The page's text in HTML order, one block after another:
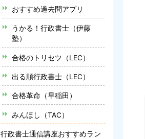
おすすめ過去問アプリ
うかる！行政書士（伊藤
塾）
合格のトリセツ（LEC）
出る順行政書士（LEC）
合格革命（早稲田）
みんほし（TAC）
行政書士通信講座おすすめラン